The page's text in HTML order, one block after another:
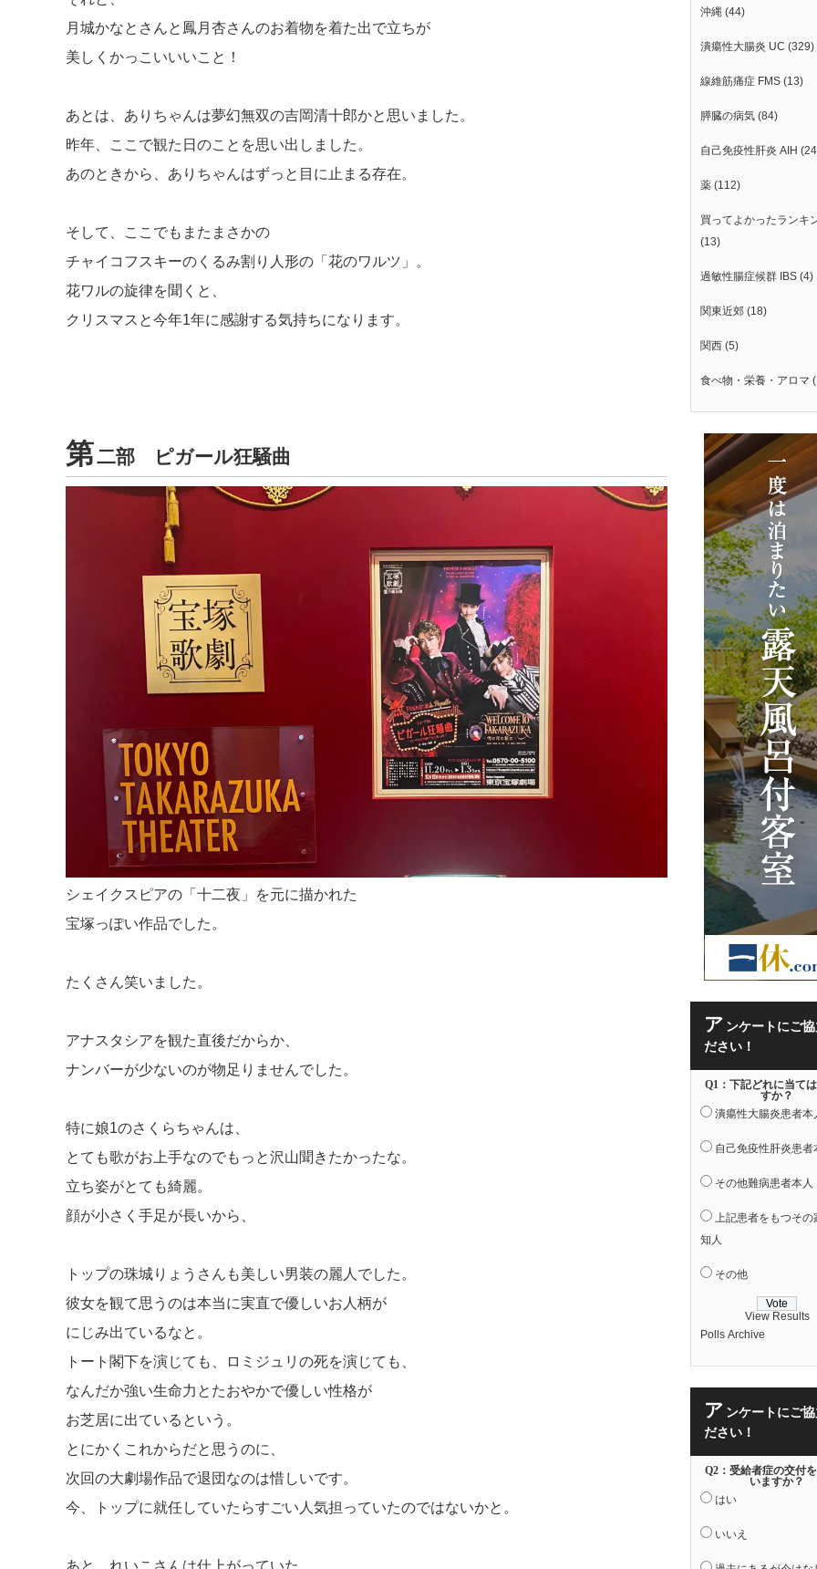
月城かなとさんと鳳月杏さんのお着物を着た出で立ちが
美しくかっこいいいこと！
あとは、ありちゃんは夢幻無双の吉岡清十郎かと思いました。
昨年、ここで観た日のことを思い出しました。
あのときから、ありちゃんはずっと目に止まる存在。
そして、ここでもまたまさかの
チャイコフスキーのくるみ割り人形の「花のワルツ」。
花ワルの旋律を聞くと、
クリスマスと今年1年に感謝する気持ちになります。
第二部 ピガール狂騒曲
シェイクスピアの「十二夜」を元に描かれた
宝塚っぽい作品でした。
たくさん笑いました。
アナスタシアを観た直後だからか、
ナンバーが少ないのが物足りませんでした。
特に娘1のさくらちゃんは、
とても歌がお上手なのでもっと沢山聞きたかったな。
立ち姿がとても綺麗。
顔が小さく手足が長いから、
トップの珠城りょうさんも美しい男装の麗人でした。
彼女を観て思うのは本当に実直で優しいお人柄が
にじみ出ているなと。
トート閣下を演じても、ロミジュリの死を演じても、
なんだか強い生命力とたおやかで優しい性格が
お芝居に出ているという。
とにかくこれからだと思うのに、
次回の大劇場作品で退団なのは惜しいです。
今、トップに就任していたらすごい人気担っていたのではないかと。
沖縄 (44)
潰瘍性大腸炎 UC (329)
線維筋痛症 FMS (13)
膵臓の病気 (84)
自己免疫性肝炎 AIH
薬 (112)
買ってよかったランキ
(13)
過敏性腸症候群 IBS (4)
関東近郊 (18)
関西 (5)
食べ物・栄養・アロマ
ア ンケートにご
ださい！
Q1：下記どれに当て
すか？
潰瘍性大腸炎患者本
自己免疫性肝炎患者
その他難病患者本人
上記患者をもつその
知人
その他
View Results
Polls Archive
ア ンケートにご
ださい！
Q2：受給者症の交付
いますか？
はい
いいえ